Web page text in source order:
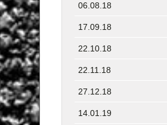
06.08.18
17.09.18
22.10.18
22.11.18
27.12.18
14.01.19